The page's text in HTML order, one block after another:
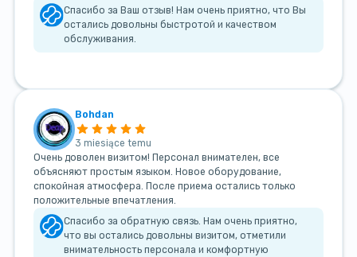
Спасибо за Ваш отзыв! Нам очень приятно, что Вы
остались довольны быстротой и качеством
обслуживания.
Bohdan
3 miesiące temu
Очень доволен визитом! Персонал внимателен, все
объясняют простым языком. Новое оборудование,
спокойная атмосфера. После приема остались только
положительные впечатления.
Спасибо за обратную связь. Нам очень приятно,
что вы остались довольны визитом, отметили
внимательность персонала и комфортную